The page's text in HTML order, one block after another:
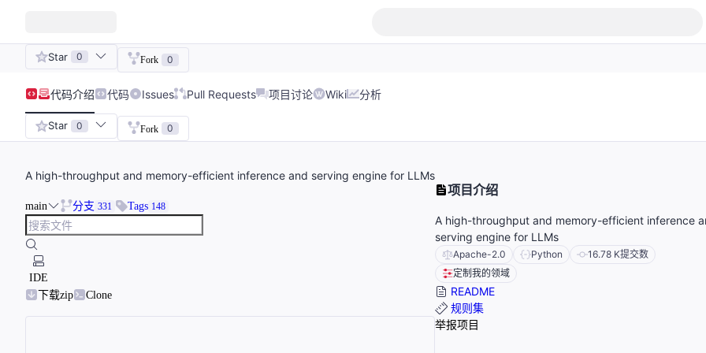
Star 0 Fork 0
代码介绍 代码 Issues Pull Requests 项目讨论 Wiki 分析
Star 0 Fork 0
A high-throughput and memory-efficient inference and serving engine for LLMs
main 分支 331 Tags 148
IDE
下载zip
Clone
项目介绍
A high-throughput and memory-efficient inference
serving engine for LLMs
Apache-2.0 Python 16.78 K提交数
定制我的领域
README
规则集
举报项目